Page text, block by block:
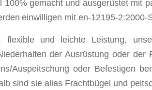
100% gemacht und ausgerüstet mit
einwilligen mit en-12195-
flexible und leichte Leistung,
der Ausrüstung oder
Auspeitschung oder Befestigen
sind sie alias Frachtbügel und